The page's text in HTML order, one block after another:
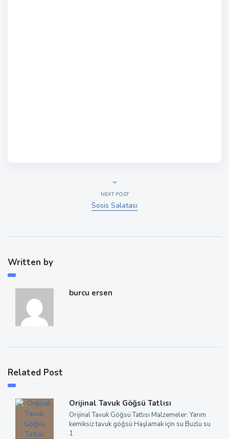
NEXT POST
Sosis Salatası
Written by
burcu ersen
Related Post
Orijinal Tavuk Göğsü Tatlısı
Orijinal Tavuk Göğsü Tatlısı Malzemeler: Yarım
kemiksiz tavuk göğsü Haşlamak için su Buzlu su
1